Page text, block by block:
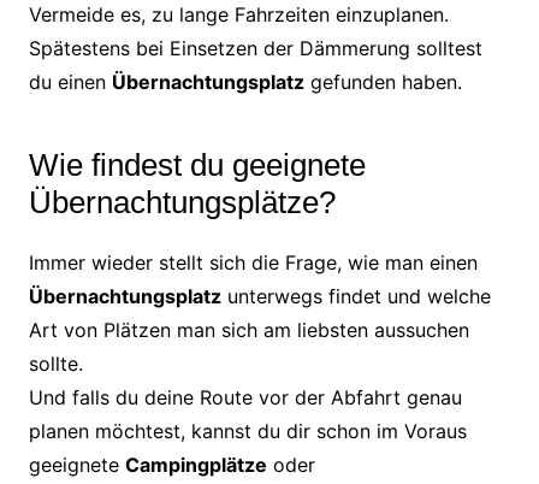
Vermeide es, zu lange Fahrzeiten einzuplanen.
Spätestens bei Einsetzen der Dämmerung solltest
du einen Übernachtungsplatzgefunden haben.
Wie findest du geeignete
Übernachtungsplätze?
Immer wieder stellt sich die Frage, wie man einen
Übernachtungsplatzunterwegs findet und welche
Art von Plätzen man sich am liebsten aussuchen
sollte.
Und falls du deine Route vor der Abfahrt genau
planen möchtest, kannst du dir schon im Voraus
geeignete Campingplätze oder